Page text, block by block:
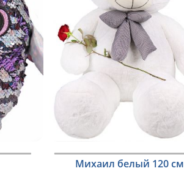
Михаил белый 120 см